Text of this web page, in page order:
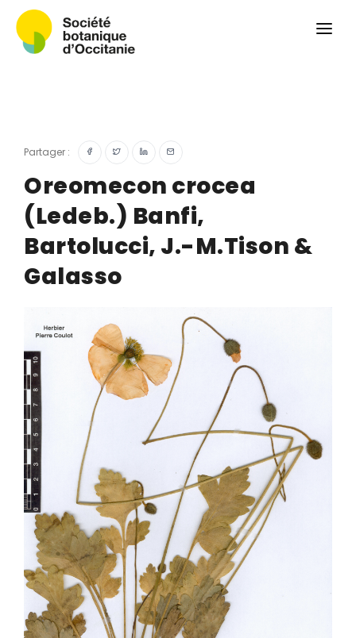
Herbier PCPR
Ressources
Actualités et calendrier
Contact
Partager :
Oreomecon crocea
(Ledeb.) Banfi,
Bartolucci, J.-M.Tison &
Galasso